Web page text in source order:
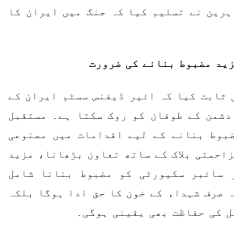
نے تسلیم کیا کہ جنگ میں ایران کا
مضبوط بنانے کی ضرورت
ثابت کیا کہ ائیر ڈیفنس سسٹم ایران کے
دشمن کے طوفان کو روک سکتا ہے۔ مستقبل
بنانے کے لیے اقدامات میں مصنوعی
بلاک کے ساتھ تعاون بڑھانا، مزید
سائبر سکیورٹی کو مضبوط بنانا شامل
صرف شہداء کے خون کا حق ادا ہوگا بلکہ
کی حفاظت بھی یقینی ہوگی۔